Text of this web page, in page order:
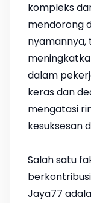
kompleks
mendorong
nyamannya,
dalam
keras dan
mengatasi
kesuksesan
Salah satu
Jaya77